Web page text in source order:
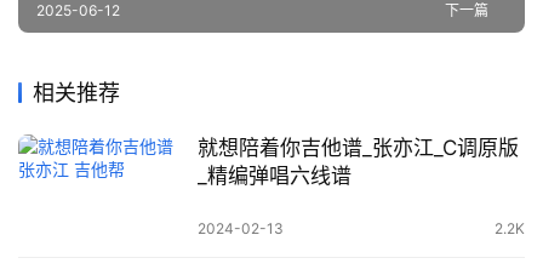
下一篇
2025-06-12
相关推荐
就想陪着你吉他谱_张亦江_C调原版
_精编弹唱六线谱
2024-02-13 2.2K